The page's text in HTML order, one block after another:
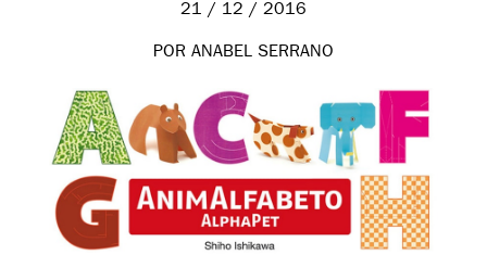
21 / 12 / 2016
POR ANABEL SERRANO